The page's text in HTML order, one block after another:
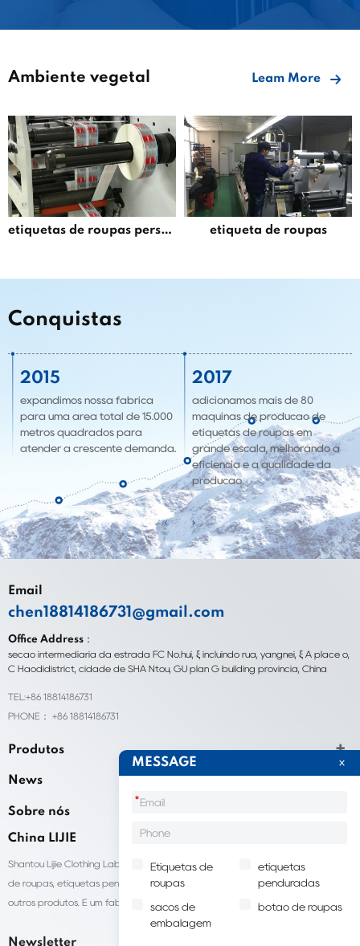
Ambiente vegetal Leam More
etiquetas de roupas personalizadas etiqueta de roupas
Conquistas
2015
expandimos nossa fábrica
para uma área total de 15.000
metros quadrados para
atender à crescente demanda.
2017
adicionamos mais de 80
máquinas de produção de
etiquetas de roupas em
grande escala, melhorando a
eficiência e a qualidade da
produção.
Email
chen18814186731@gmail.com
Office Address：
seção intermediária da estrada FC No.hui, ξ incluindo rua, yangnei, ξ A place o,
C Haodidistrict, cidade de SHA Ntou, GU plan G building província, China
TEL:+86 18814186731
PHONE： +86 18814186731
Produtos
News
Sobre nós
China LIJIE
Shantou Lijie Clothing Labels fornece serviços personalizados para etiquetas
de roupas, etiquetas penduradas, sacolas para embalagens de roupas e
outros produtos. É um fabricante líder de acessórios de vestuário na China.
Newsletter
MESSAGE
*
Etiquetas de
roupas
etiquetas
penduradas
sacos de
embalagem
botão de roupas